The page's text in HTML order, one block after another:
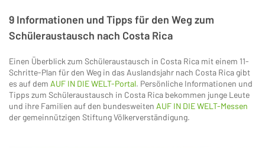
9 Informationen und Tipps für den Weg zum
Schüleraustausch nach Costa Rica
Einen Überblick zum Schüleraustausch in Costa Rica mit einem 11-
Schritte-Plan für den Weg in das Auslandsjahr nach Costa Rica gibt
es auf dem AUF IN DIE WELT-Portal. Persönliche Informationen und
Tipps zum Schüleraustausch in Costa Rica bekommen junge Leute
und ihre Familien auf den bundesweiten AUF IN DIE WELT-Messen
der gemeinnützigen Stiftung Völkerverständigung.